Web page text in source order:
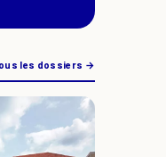
les dossiers →